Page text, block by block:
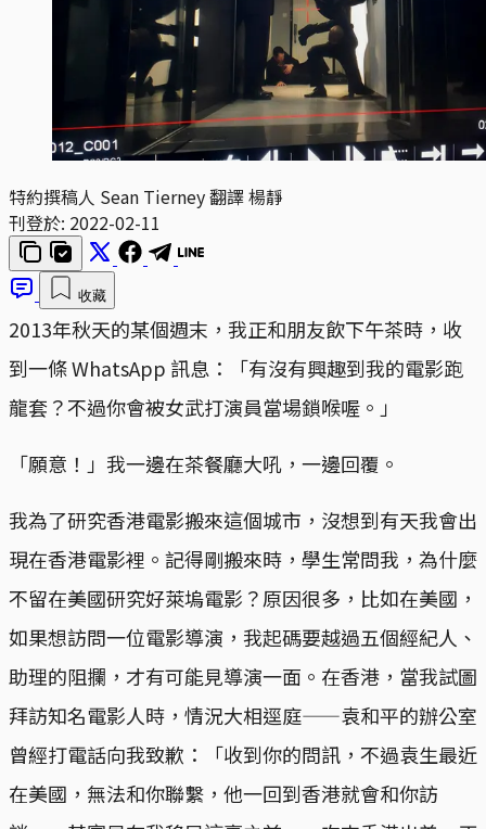
特約撰稿人 Sean Tierney 翻譯 楊靜
刊登於: 2022-02-11
收藏
2013年秋天的某個週末，我正和朋友飲下午茶時，收
到一條 WhatsApp 訊息：「有沒有興趣到我的電影跑
龍套？不過你會被女武打演員當場鎖喉喔。」
「願意！」我一邊在茶餐廳大吼，一邊回覆。
我為了研究香港電影搬來這個城市，沒想到有天我會出
現在香港電影裡。記得剛搬來時，學生常問我，為什麼
不留在美國研究好萊塢電影？原因很多，比如在美國，
如果想訪問一位電影導演，我起碼要越過五個經紀人、
助理的阻攔，才有可能見導演一面。在香港，當我試圖
拜訪知名電影人時，情況大相逕庭——袁和平的辦公室
曾經打電話向我致歉：「收到你的問訊，不過袁生最近
在美國，無法和你聯繫，他一回到香港就會和你訪